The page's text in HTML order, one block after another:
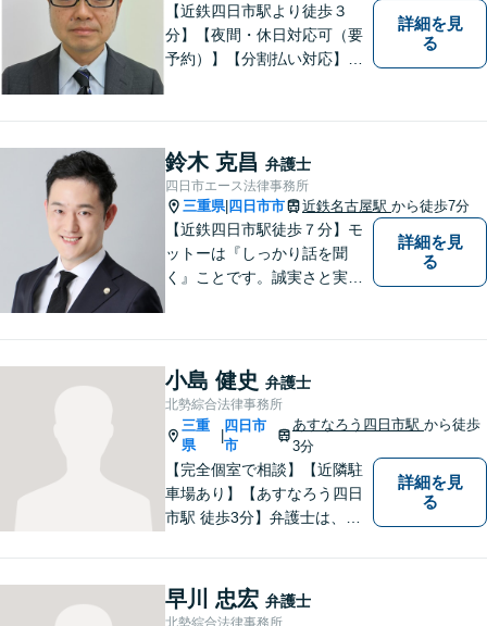
【近鉄四日市駅より徒歩３
分】【夜間・休日対応可（要
予約）】【分割払い対応】
して、一緒に解決方法を考え
る手助けをさせていただけれ
ばと思いますので、お気軽に
ご相談ください。
詳細を見
る
鈴木 克昌 弁護士
四日市エース法律事務所
三重県| 四日市市 近鉄名古屋駅 から徒歩7分
【近鉄四日市駅徒歩７分】モ
ットーは『しっかり話を聞
く』ことです。誠実さと実直
（使用者側）／交通事故／相
続問題など、幅広く対応。お
気軽にご相談ください。
詳細を見
る
小島 健史 弁護士
北勢綜合法律事務所
三重
県
四日市
市
あすなろう四日市駅 から徒歩
3分
【完全個室で相談】【近隣駐
車場あり】【あすなろう四日
市駅 徒歩3分】弁護士は、依
わからないことがあれば、何
でも聞いてください。 問題解
決に向かって一緒に頑張りま
詳細を見
る
早川 忠宏 弁護士
北勢綜合法律事務所